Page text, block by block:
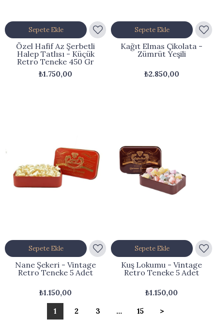
Özel Hafif Az Şerbetli
Halep Tatlısı - Küçük
Retro Teneke 450 Gr
₺1.750,00
Sepete Ekle
Kağıt Elmas Çikolata -
Zümrüt Yeşili
₺2.850,00
Sepete Ekle
Nane Şekeri - Vintage
Retro Teneke 5 Adet
₺1.150,00
Sepete Ekle
Kuş Lokumu - Vintage
Retro Teneke 5 Adet
₺1.150,00
Sepete Ekle
1 2 3 ... 15 >